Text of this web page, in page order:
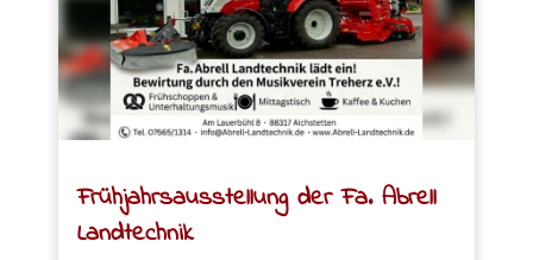
Frühjahrsausstellung der Fa. Abrell
Landtechnik